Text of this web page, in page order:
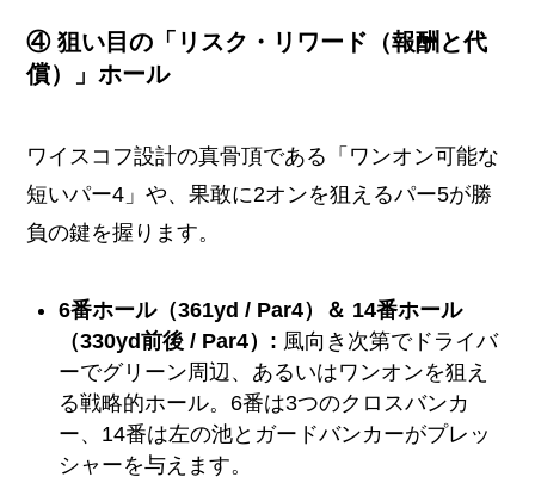
④ 狙い目の「リスク・リワード（報酬と代
償）」ホール
ワイスコフ設計の真骨頂である「ワンオン可能な
短いパー4」や、果敢に2オンを狙えるパー5が勝
負の鍵を握ります。
6番ホール（361yd / Par4）＆ 14番ホール
（330yd前後 / Par4）: 風向き次第でドライバ
ーでグリーン周辺、あるいはワンオンを狙え
る戦略的ホール。6番は3つのクロスバンカ
ー、14番は左の池とガードバンカーがプレッ
シャーを与えます。